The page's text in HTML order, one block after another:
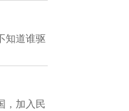
知道谁驱
，加入民